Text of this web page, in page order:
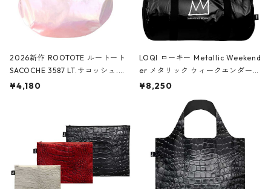
2026新作 ROOTOTE ルートート
SACOCHE 3587 LT.サコッシュ.ル
ミエ-B ショルダーバッグ グロスピ
¥4,180
LOQI ローキー Metallic Weekend
er メタリック ウィークエンダー
ボストンバッグ ショルダーバッグ
Black ジャン=ミッシェル・バスキ
ア/クラウン ブラック
¥8,250